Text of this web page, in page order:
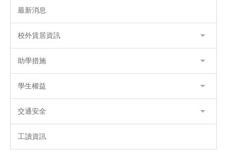
最新消息
校外賃居資訊
助學措施
學生權益
交通安全
工讀資訊